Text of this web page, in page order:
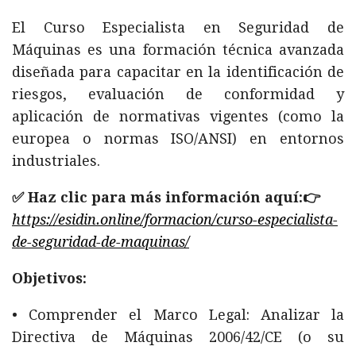
El Curso Especialista en Seguridad de
Máquinas es una formación técnica avanzada
diseñada para capacitar en la identificación de
riesgos, evaluación de conformidad y
aplicación de normativas vigentes (como la
europea o normas ISO/ANSI) en entornos
industriales.
✅ Haz clic para más información aquí:👉
https://esidin.online/formacion/curso-especialista-
de-seguridad-de-maquinas/
Objetivos:
• Comprender el Marco Legal: Analizar la
Directiva de Máquinas 2006/42/CE (o su